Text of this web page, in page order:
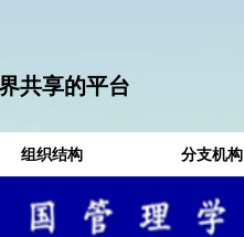
共享的平台
组织结构 分支机构